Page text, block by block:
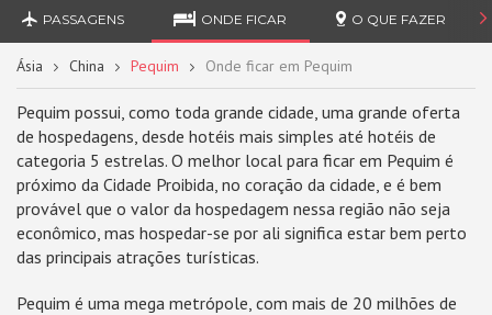
PASSAGENS ONDE FICAR O QUE FAZER
Ásia China Pequim Onde ficar em Pequim
Pequim possui, como toda grande cidade, uma grande oferta
de hospedagens, desde hotéis mais simples até hotéis de
categoria 5 estrelas. O melhor local para ficar em Pequim é
próximo da Cidade Proibida, no coração da cidade, e é bem
provável que o valor da hospedagem nessa região não seja
econômico, mas hospedar-se por ali significa estar bem perto
das principais atrações turísticas.
Pequim é uma mega metrópole, com mais de 20 milhões de